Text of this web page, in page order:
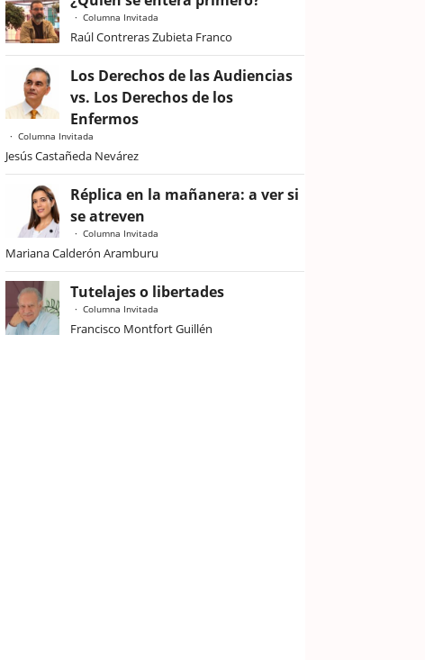
Columna Invitada
Raúl Contreras Zubieta Franco
Los Derechos de las Audiencias
vs. Los Derechos de los
Enfermos
Columna Invitada
Jesús Castañeda Nevárez
Réplica en la mañanera: a ver si
se atreven
Columna Invitada
Mariana Calderón Aramburu
Tutelajes o libertades
Columna Invitada
Francisco Montfort Guillén